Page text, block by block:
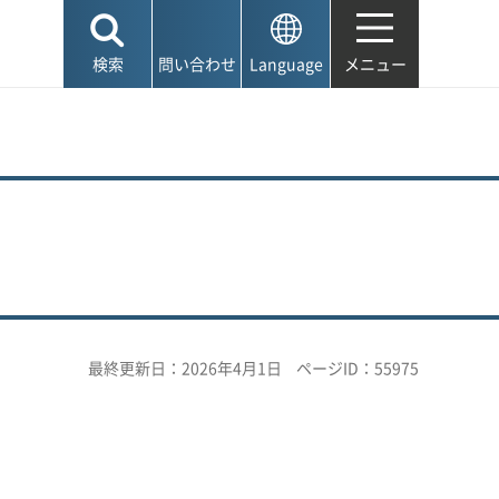
検索 問い合わせ Language メニュー
最終更新日：2026年4月1日 ページID：55975